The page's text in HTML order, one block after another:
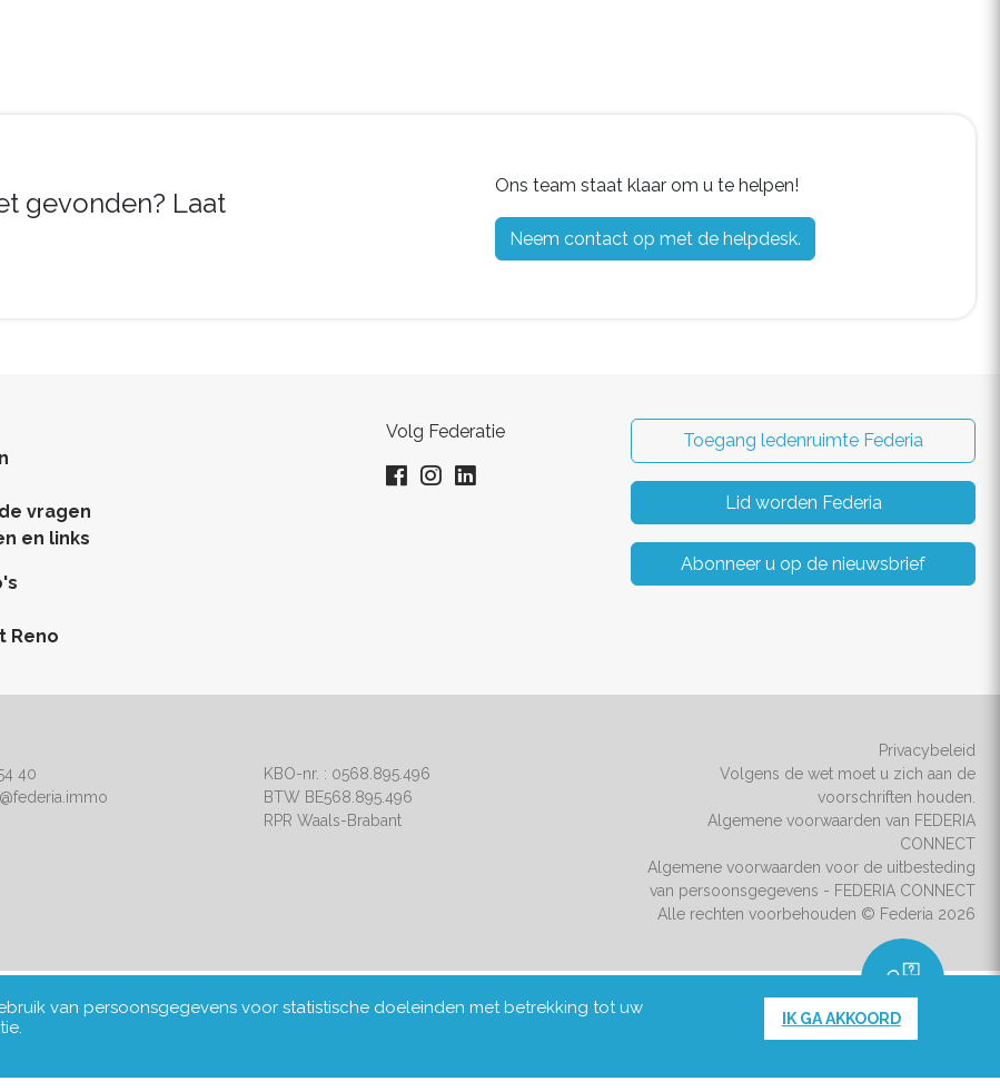
gevonden? Laat
Ons team staat klaar om u te helpen!
Neem contact op met de helpdesk.
vragen
en links
Reno
Volg Federatie Toegang ledenruimte Federia
Lid worden Federia
Abonneer u op de nieuwsbrief
40
KBO-nr. : 0568.895.496
BTW BE568.895.496
RPR Waals-Brabant
Privacybeleid
Volgens de wet moet u zich aan de
voorschriften houden.
Algemene voorwaarden van FEDERIA
CONNECT
Algemene voorwaarden voor de uitbesteding
van persoonsgegevens - FEDERIA CONNECT
Alle rechten voorbehouden © Federia 2026
van persoonsgegevens voor statistische doeleinden met betrekking tot uw
IK GA AKKOORD